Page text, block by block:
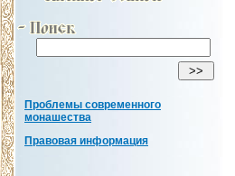
Проблемы современного
монашества
Правовая информация